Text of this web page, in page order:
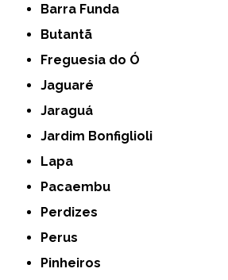
Barra Funda
Butantã
Freguesia do Ó
Jaguaré
Jaraguá
Jardim Bonfiglioli
Lapa
Pacaembu
Perdizes
Perus
Pinheiros